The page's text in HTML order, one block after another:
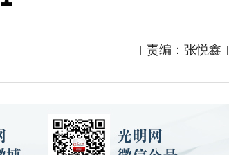
[ 责编：张悦鑫 ]